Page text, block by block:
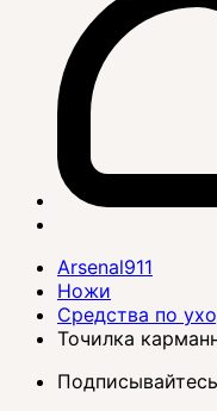
Arsenal911
Ножи
Средства по
Точилка